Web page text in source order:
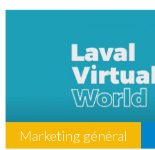
Marketing général